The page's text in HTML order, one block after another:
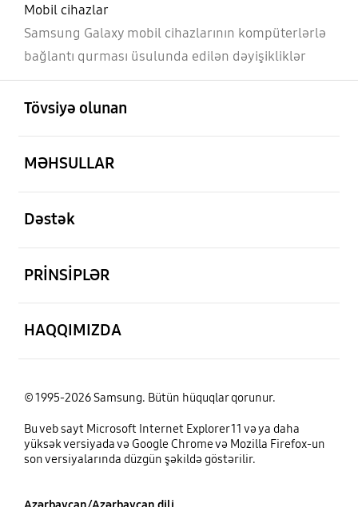
Mobil cihazlar
Samsung Galaxy mobil cihazlarının kompüterlərlə
bağlantı qurması üsulunda edilən dəyişikliklər
Tövsiyə olunan
MƏHSULLAR
Dəstək
PRİNSİPLƏR
HAQQIMIZDA
© 1995-2026 Samsung. Bütün hüquqlar qorunur.
Bu veb sayt Microsoft Internet Explorer 11 və ya daha
yüksək versiyada və Google Chrome və Mozilla Firefox-un
son versiyalarında düzgün şəkildə göstərilir.